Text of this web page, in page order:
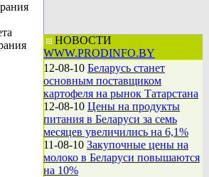
НОВОСТИ
WWW.PRODINFO.BY
12-08-10 Беларусь станет
основным поставщиком
картофеля на рынок Татарстана
12-08-10 Цены на продукты
питания в Беларуси за семь
месяцев увеличились на 6,1%
11-08-10 Закупочные цены на
молоко в Беларуси повышаются
на 10%